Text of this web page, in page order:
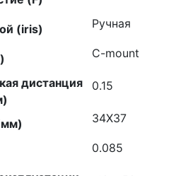
(iris) Ручная
C-mount
дистанция
0.15
34X37
0.085